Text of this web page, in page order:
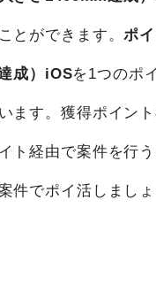
きさ1400mm達成
とができます。 ポ
成）iOSを1つのポ
ます。獲得ポイン